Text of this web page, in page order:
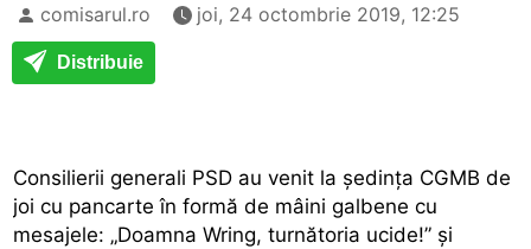
comisarul.ro joi, 24 octombrie 2019, 12:25
Distribuie
Consilierii generali PSD au venit la ședința CGMB de
joi cu pancarte în formă de mâini galbene cu
mesajele: „Doamna Wring, turnătoria ucide!” și